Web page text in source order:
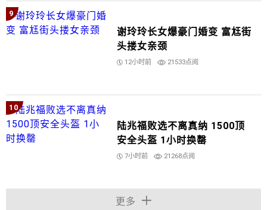
9
谢玲玲长女爆豪门婚变 富尪街
头搂女亲颈
12小时前 21533点阅
10
陆兆福败选不离真纳 1500顶
安全头盔 1小时换罄
7小时前 21268点阅
更多